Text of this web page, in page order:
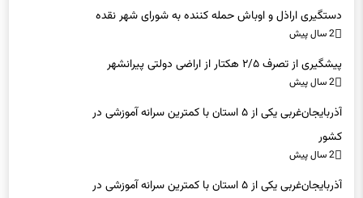
پیشگیری از تصرف ۲/۵ هکتار از اراضی دولتی پیرانشهر
2 سال پیش
کشور
2 سال پیش
کشور